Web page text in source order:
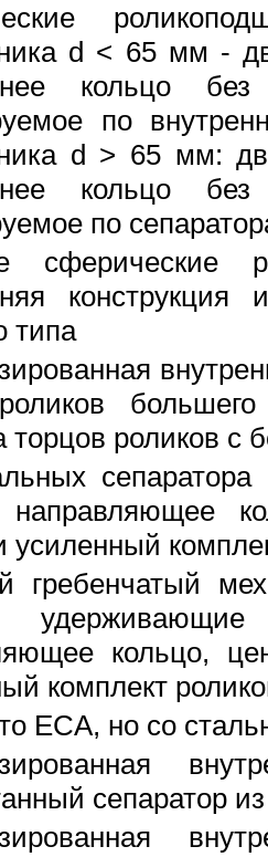
d < 65 мм -
кольцо
по
d > 65 мм:
кольцо
по
сферические
типа
торцов роликов с
сепаратора
направляющее
усиленный
гребенчатый
кольцо,
комплект
ECA, но со
сепаратор